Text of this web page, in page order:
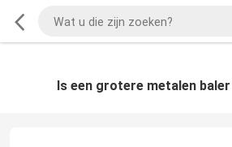
Is een grotere metalen